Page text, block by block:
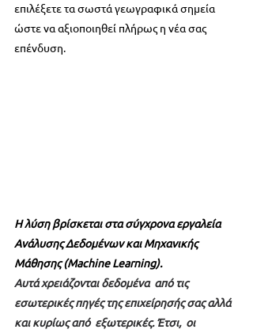
επιλέξετε τα σωστά γεωγραφικά σημεία
ώστε να αξιοποιηθεί πλήρως η νέα σας
επένδυση.
Η λύση βρίσκεται στα σύγχρονα εργαλεία
Ανάλυσης Δεδομένων και Μηχανικής
Μάθησης (Machine Learning).
Αυτά χρειάζονται δεδομένα  από τις
εσωτερικές πηγές της επιχείρησής σας αλλά
και κυρίως από  εξωτερικές. Έτσι,  οι